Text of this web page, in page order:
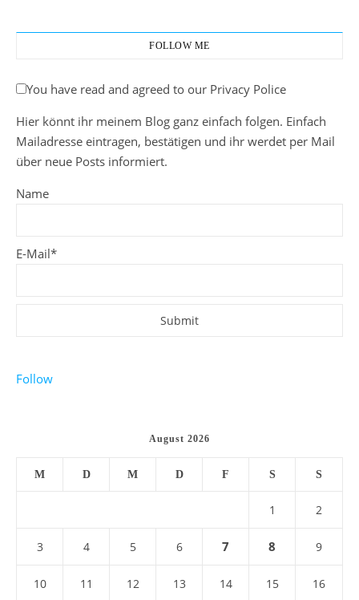
FOLLOW ME
You have read and agreed to our Privacy Police
Hier könnt ihr meinem Blog ganz einfach folgen. Einfach
Mailadresse eintragen, bestätigen und ihr werdet per Mail
über neue Posts informiert.
Name
E-Mail*
Follow
August 2026
M D M D F S S
1 2
3 4 5 6 7 8 9
10 11 12 13 14 15 16